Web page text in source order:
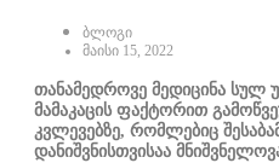
ბლოგი
მაისი 15, 2022
თანამედროვე მედიცინა სულ
მამაკაცის ფაქტორით
კვლევებზე, რომლებიც
დანიშვნისთვისაა